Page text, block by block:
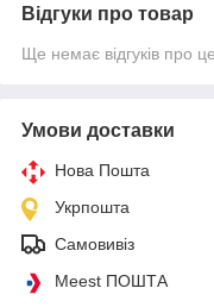
Відгуки про товар
Ще немає відгуків про
Умови доставки
Нова Пошта
Укрпошта
Самовивіз
Meest ПОШТА